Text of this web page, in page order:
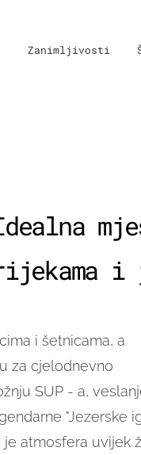
Zanimljivosti
i
i šetnicama, a
za cjelodnevno
SUP - a,
"Jezerske
atmosfera uvijek